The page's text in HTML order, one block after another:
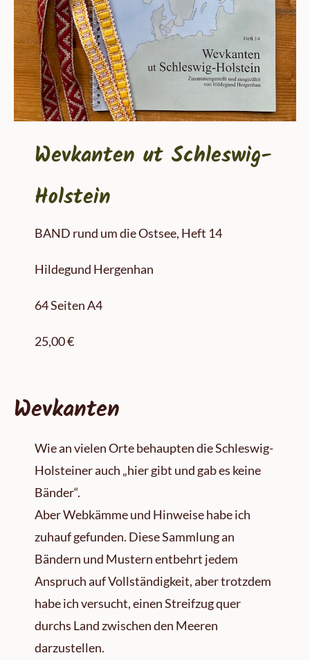
Wevkanten ut Schleswig-
Holstein
BAND rund um die Ostsee, Heft 14
Hildegund Hergenhan
64 Seiten A4
25,00 €
Wevkanten
Wie an vielen Orte behaupten die Schleswig-
Holsteiner auch „hier gibt und gab es keine
Bänder“.
Aber Webkämme und Hinweise habe ich
zuhauf gefunden. Diese Sammlung an
Bändern und Mustern entbehrt jedem
Anspruch auf Vollständigkeit, aber trotzdem
habe ich versucht, einen Streifzug quer
durchs Land zwischen den Meeren
darzustellen.